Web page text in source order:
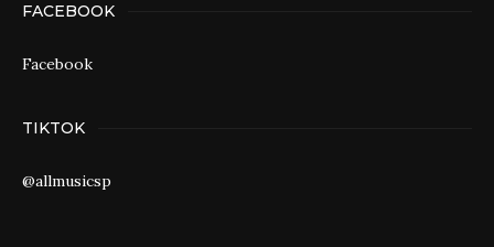
FACEBOOK
Facebook
TIKTOK
@allmusicsp